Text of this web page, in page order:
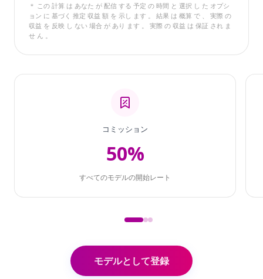
＊ この 計算 は あなた が 配信 する 予定 の 時間 と 選択 し た オプシ
ョン に 基づく 推定 収益 額 を 示し ます 。 結果 は 概算 で 、 実際 の
収益 を 反映 し ない 場合 が あり ます 。 実際 の 収益 は 保証 され ま
せ ん 。
コミッション
50%
すべてのモデルの開始レート
モデルとして登録